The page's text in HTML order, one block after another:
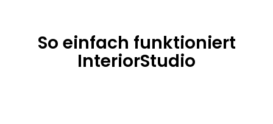
So einfach funktioniert
InteriorStudio